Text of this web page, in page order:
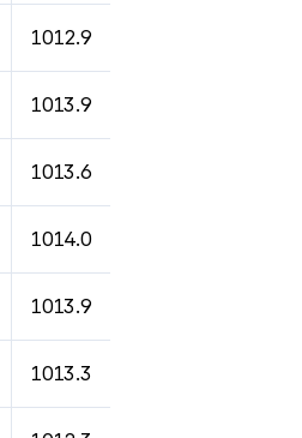
1012.9
1013.9
1013.6
1014.0
1013.9
1013.3